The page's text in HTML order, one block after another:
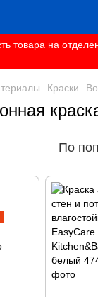
товара на
Краски
По